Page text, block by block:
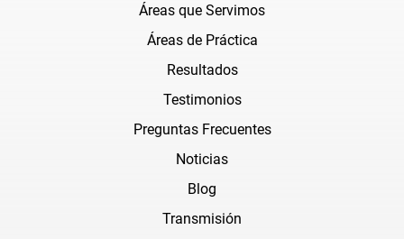
Áreas que Servimos
Áreas de Práctica
Resultados
Testimonios
Preguntas Frecuentes
Noticias
Blog
Transmisión